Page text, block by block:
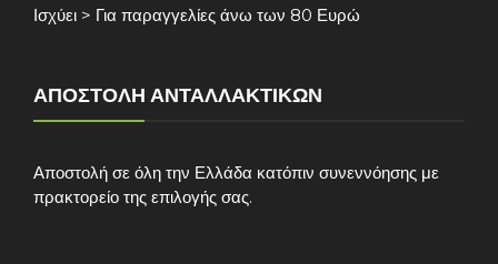
Ισχύει > Για παραγγελίες άνω των 80 Ευρώ
ΑΠΟΣΤΟΛΉ ΑΝΤΑΛΛΑΚΤΙΚΏΝ
Αποστολή σε όλη την Ελλάδα κατόπιν συνεννόησης με
πρακτορείο της επιλογής σας.